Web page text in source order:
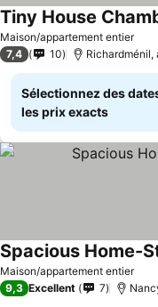
Maison/appartement entier
Tiny House
7,4 10 Richardménil,
Sélectionnez des
les prix exacts
Maison/appartement entier
Spacious Home-
9,3 Excellent 7